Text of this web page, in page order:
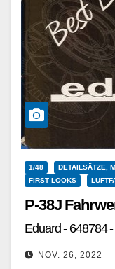
1/48
DETAILSÄTZE,
FIRST LOOKS
P-38J
Eduard - 648784
NOV. 26, 2022